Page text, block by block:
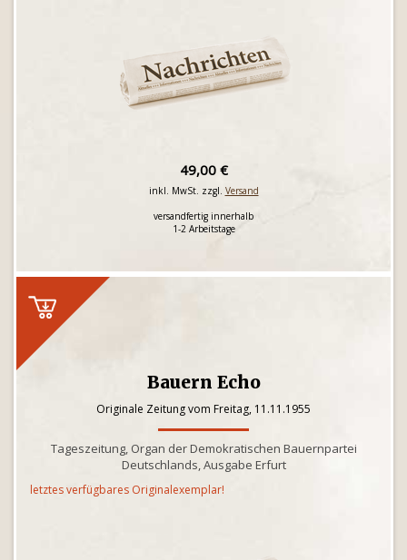
49,00 €
inkl. MwSt. zzgl. Versand
versandfertig innerhalb
1-2 Arbeitstage
Bauern Echo
Originale Zeitung vom Freitag, 11.11.1955
Tageszeitung, Organ der Demokratischen Bauernpartei
Deutschlands, Ausgabe Erfurt
letztes verfügbares Originalexemplar!